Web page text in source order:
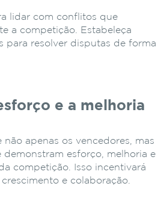
lidar com conflitos que
a competição. Estabeleça
para resolver disputas de forma
e a melhoria
não apenas os vencedores, mas
demonstram esforço, melhoria e
competição. Isso incentivará
e colaboração.